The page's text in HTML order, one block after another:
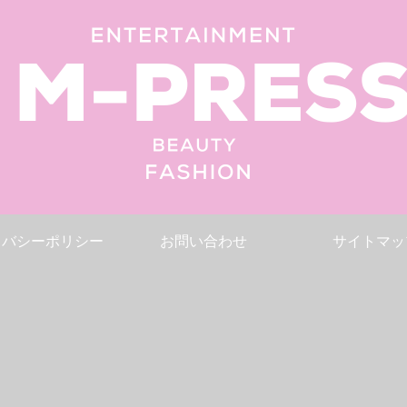
シーポリシー お問い合わせ サイトマッ